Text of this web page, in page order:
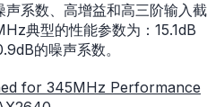
系数、高增益和高三阶输入截
典型的性能参数为：15.1dB
的噪声系数。
for 345MHz Performance